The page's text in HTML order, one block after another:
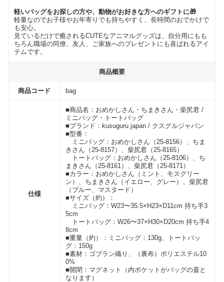
軽いバッグをお探しの方や、動物がお好きな方へのギフトに🎁
軽量なのでお子様やお年寄りでも持ちやすく、長時間のおでかけで
も安心。
見ているだけで癒されるCUTEなアニマルグッズは、自分用にもも
ちろん職場の同僚、友人、ご家族へのプレゼントにも喜ばれるアイ
テムです。
商品概要
商品コード bag
仕様
■商品名：おめかしさん・ちまきさん・柴尻君 /
ミニバッグ・トートバッグ
■ブランド：kusuguru japan / クスグルジャパン
■型番：
ミニバッグ：おめかしさん（25-8156）、ちま
きさん（25-8157）、柴尻君（25-8165）
トートバッグ：おめかしさん（25-8106）、ち
まきさん（25-8161）、柴尻君（25-8171）
■カラー：おめかしさん（ミント、モスグリー
ン）、ちまきさん（イエロー、グレー）、柴尻君
（ブルー、マスタード）
■サイズ（約）：
ミニバッグ：W23〜35.5×H23×D11cm 持ち手3
5cm
トートバッグ：W26〜37×H30×D20cm 持ち手4
8cm
■重量（約）：ミニバッグ：130g、トートバッ
グ：150g
■素材：ゴブラン織り、（裏布）ポリエステル10
0%
■開閉：マグネット（内ポケットがバッグの蓋と
なります）